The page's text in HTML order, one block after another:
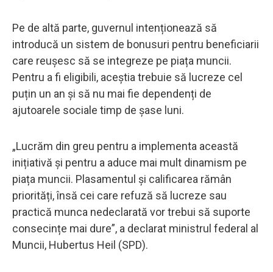
Pe de altă parte, guvernul intenționează să
introducă un sistem de bonusuri pentru beneficiarii
care reușesc să se integreze pe piața muncii.
Pentru a fi eligibili, aceștia trebuie să lucreze cel
puțin un an și să nu mai fie dependenți de
ajutoarele sociale timp de șase luni.
„Lucrăm din greu pentru a implementa această
inițiativă și pentru a aduce mai mult dinamism pe
piața muncii. Plasamentul și calificarea rămân
priorități, însă cei care refuză să lucreze sau
practică munca nedeclarată vor trebui să suporte
consecințe mai dure”, a declarat ministrul federal al
Muncii, Hubertus Heil (SPD).